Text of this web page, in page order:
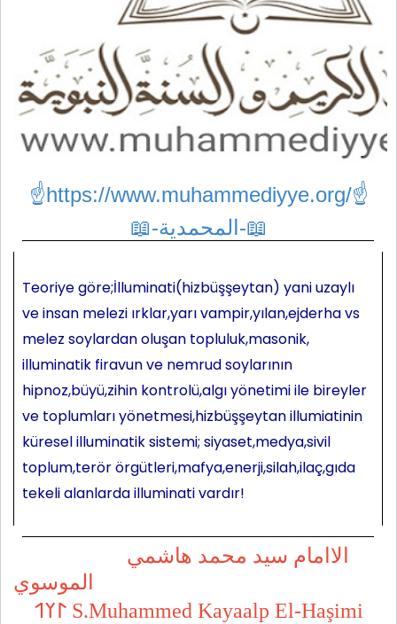
☝https://www.muhammediyye.org/☝
📖-المحمدية-📖
Teoriye göre;İlluminati(hizbüşşeytan) yani uzaylı
ve insan melezi ırklar,yarı vampir,yılan,ejderha vs
melez soylardan oluşan topluluk,masonik,
illuminatik firavun ve nemrud soylarının
hipnoz,büyü,zihin kontrolü,algı yönetimi ile bireyler
ve toplumları yönetmesi,hizbüşşeytan illumiatinin
küresel illuminatik sistemi; siyaset,medya,sivil
toplum,terör örgütleri,mafya,enerji,silah,ilaç,gıda
tekeli alanlarda illuminati vardır!
الاامام سيد محمد هاشمي
الموسوي
𐰃𐰠𐰯 S.Muhammed Kayaalp El-Haşimi